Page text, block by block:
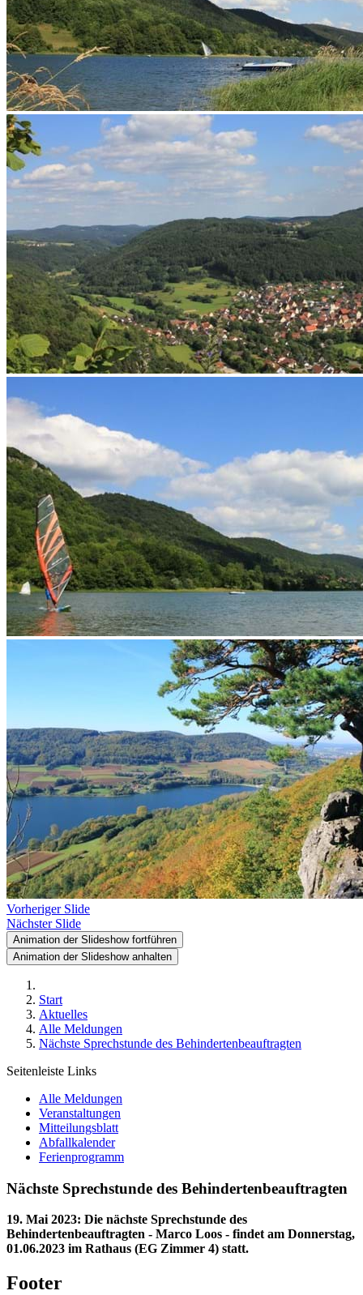
Vorheriger Slide
Nächster Slide
Animation der Slideshow fortführen
Animation der Slideshow anhalten
Start
Aktuelles
Alle Meldungen
Nächste Sprechstunde des Behindertenbeauftragten
Seitenleiste Links
Alle Meldungen
Veranstaltungen
Mitteilungsblatt
Abfallkalender
Ferienprogramm
Nächste Sprechstunde des Behindertenbeauftragten
19. Mai 2023: Die nächste Sprechstunde des
Behindertenbeauftragten - Marco Loos - findet am Donnerstag,
01.06.2023 im Rathaus (EG Zimmer 4) statt.
Footer